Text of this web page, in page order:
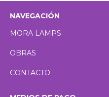
NAVEGACIÓN
MORA LAMPS
OBRAS
CONTACTO